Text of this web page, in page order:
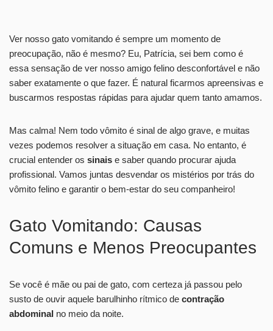
Ver nosso gato vomitando é sempre um momento de
preocupação, não é mesmo? Eu, Patrícia, sei bem como é
essa sensação de ver nosso amigo felino desconfortável e não
saber exatamente o que fazer. É natural ficarmos apreensivas e
buscarmos respostas rápidas para ajudar quem tanto amamos.
Mas calma! Nem todo vômito é sinal de algo grave, e muitas
vezes podemos resolver a situação em casa. No entanto, é
crucial entender os sinais e saber quando procurar ajuda
profissional. Vamos juntas desvendar os mistérios por trás do
vômito felino e garantir o bem-estar do seu companheiro!
Gato Vomitando: Causas
Comuns e Menos Preocupantes
Se você é mãe ou pai de gato, com certeza já passou pelo
susto de ouvir aquele barulhinho rítmico de contração
abdominal no meio da noite.